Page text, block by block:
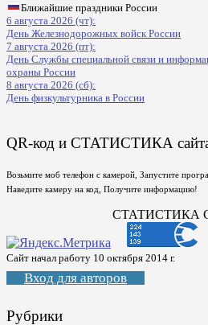
Ближайшие праздники России
6 августа 2026 (чт):
День Железнодорожных войск России
7 августа 2026 (пт):
День Службы специальной связи и
охраны России
8 августа 2026 (сб):
День физкультурника в России
QR-код и СТАТИСТИКА
Возьмите моб телефон с камерой, Запустите
Наведите камеру на код, Получите информацию!
СТАТИСТИКА
Сайт начал работу 10 октября 2014 г.
Вход для авторов
Рубрики